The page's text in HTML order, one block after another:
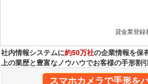
貸金業登
社内情報システムに約50万社の企業情報を保
上の業歴と豊富なノウハウでお客様の手形割
スマホカメラで手形を